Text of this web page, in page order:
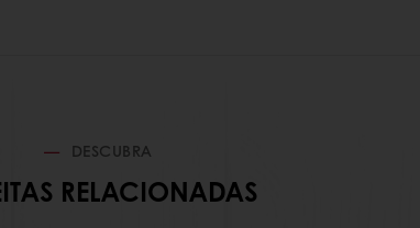
DESCUBRA
RELACIONADAS